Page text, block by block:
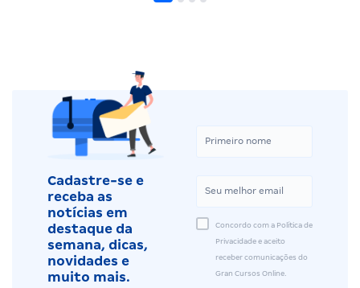
Cadastre-se e
receba as
notícias em
destaque da
semana, dicas,
novidades e
muito mais.
Concordo com a Política de
Privacidade e aceito
receber comunicações do
Gran Cursos Online.